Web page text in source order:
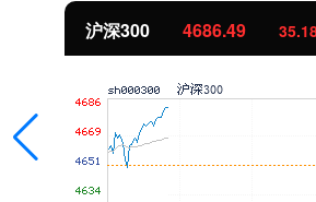
沪深300 4686.49